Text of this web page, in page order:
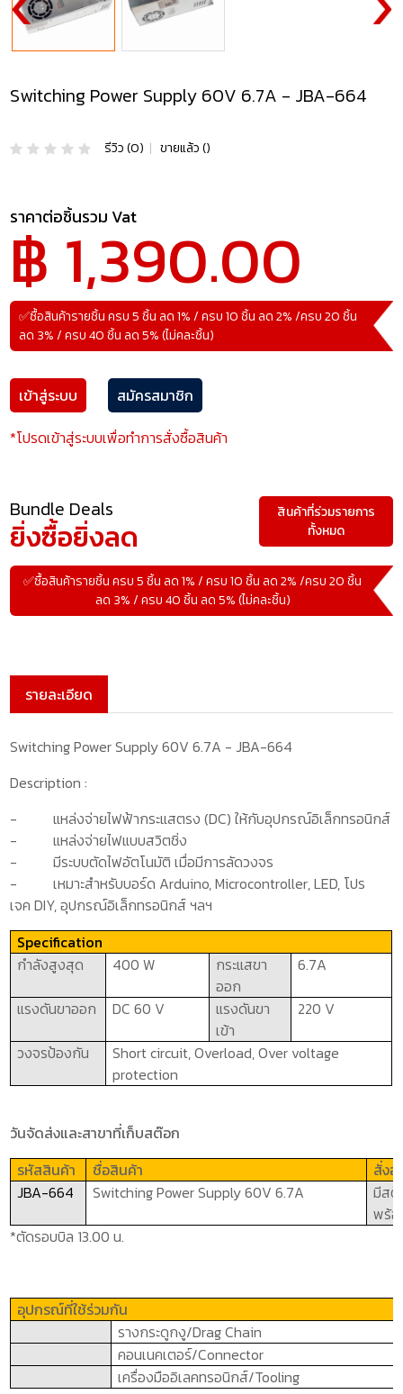
Switching Power Supply 60V 6.7A - JBA-664
รีวิว (0) | ขายแล้ว ()
ราคาต่อชิ้นรวม Vat
฿ 1,390.00
✅ซื้อสินค้ารายชิ้น ครบ 5 ชิ้น ลด 1% / ครบ 10 ชิ้น ลด 2% /ครบ 20 ชิ้น
ลด 3% / ครบ 40 ชิ้น ลด 5% (ไม่คละชิ้น)
เข้าสู่ระบบ
สมัครสมาชิก
*โปรดเข้าสู่ระบบเพื่อทำการสั่งซื้อสินค้า
Bundle Deals
ยิ่งซื้อยิ่งลด
✅ซื้อสินค้ารายชิ้น ครบ 5 ชิ้น ลด 1% / ครบ 10 ชิ้น ลด 2% /ครบ 20 ชิ้น
ลด 3% / ครบ 40 ชิ้น ลด 5% (ไม่คละชิ้น)
สินค้าที่ร่วมรายการ
ทั้งหมด
รายละเอียด
Switching Power Supply 60V 6.7A - JBA-664
Description :
-แหล่งจ่ายไฟฟ้ากระแสตรง (DC) ให้กับอุปกรณ์อิเล็กทรอนิกส์
-แหล่งจ่ายไฟแบบสวิตชิ่ง
-มีระบบตัดไฟอัตโนมัติ เมื่อมีการลัดวงจร
-เหมาะสำหรับบอร์ด Arduino, Microcontroller,LED, โปร
เจค DIY,อุปกรณ์อิเล็กทรอนิกส์ ฯลฯ
Specification
กำลังสูงสุด
400 W
กระแสขา
ออก
6.7A
แรงดันขาออก DC 60 V
แรงดันขา
เข้า
220 V
วงจรป้องกัน
Short circuit, Overload, Over voltage
protection
วันจัดส่งและสาขาที่เก็บสต๊อก
รหัสสินค้า
ชื่อสินค้า
สั่งอ
JBA-664
Switching Power Supply 60V 6.7A
มีส
พร้
*ตัดรอบบิล 13.00 น.
อุปกรณ์ที่ใช้ร่วมกัน
รางกระดูกงู/Drag Chain
คอนเนคเตอร์/Connector
เครื่องมืออิเลคทรอนิกส์/Tooling